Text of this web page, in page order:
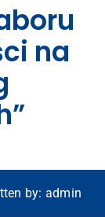
Rekrutacja
realizacji
Aktualności
na
by: admin